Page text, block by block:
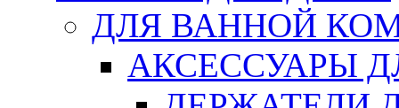
ДЛЯ ВАННОЙ
АКСЕССУАРЫ